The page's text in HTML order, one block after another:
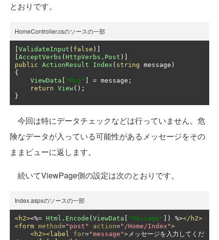
とおりです。
HomeController.csのソースの一部
ValidateInput ( false )]
AcceptVerbs ( HttpVerbs . Post )]
public ActionResult Index ( string message )
{
ViewData
"Msg" = message ;
return View();
}
今回は特にデータチェックなどは行っていません。危
険なデータが入っている可能性があるメッセージをその
ままビューに返します。
続いてViewPage側の設定は次のとおりです。
Index.aspxのソースの一部
<h2><%= Html . Encode ( ViewData "Message" ]) %></h2>
<form method="post" action="/Home/Index">
<h2><label
for="message">メッセージを入力してくだ